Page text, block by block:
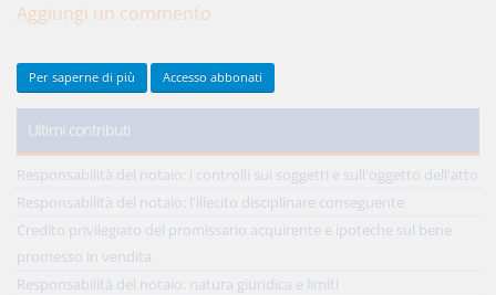
Aggiungi un commento
Ultimi contributi
Responsabilità del notaio: i controlli sui soggetti e sull'oggetto dell'atto
Responsabilità del notaio: l'illecito disciplinare conseguente
Credito privilegiato del promissario acquirente e ipoteche sul bene
promesso in vendita
Responsabilità del notaio: natura giuridica e limiti
Per saperne di più Accesso abbonati